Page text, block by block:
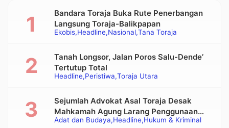
Ekobis Headline Nasional Tana Toraja
Bandara Toraja Buka Rute Penerbangan
Langsung Toraja-Balikpapan
Headline Peristiwa Toraja Utara
Tanah Longsor, Jalan Poros Salu-Dende’
Tertutup Total
Adat dan Budaya Headline Hukum & Kriminal
Sejumlah Advokat Asal Toraja Desak
Mahkamah Agung Larang Penggunaan
Alat Berat pada Eksekusi Rumah Adat